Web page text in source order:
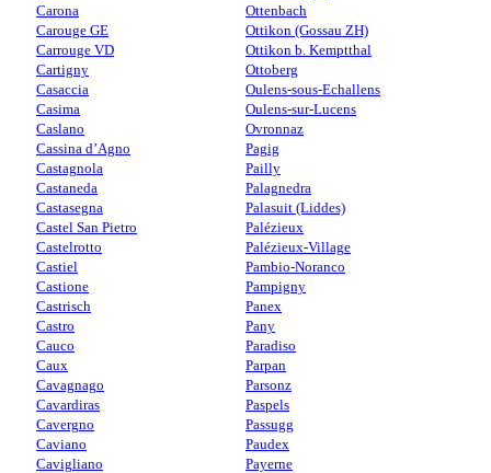
Carona
Carouge GE
Carrouge VD
Cartigny
Casaccia
Casima
Caslano
Cassina d’Agno
Castagnola
Castaneda
Castasegna
Castel San Pietro
Castelrotto
Castiel
Castione
Castrisch
Castro
Cauco
Caux
Cavagnago
Cavardiras
Cavergno
Caviano
Cavigliano
Ottenbach
Ottikon (Gossau ZH)
Ottikon b. Kemptthal
Ottoberg
Oulens-sous-Echallens
Oulens-sur-Lucens
Ovronnaz
Pagig
Pailly
Palagnedra
Palasuit (Liddes)
Palézieux
Palézieux-Village
Pambio-Noranco
Pampigny
Panex
Pany
Paradiso
Parpan
Parsonz
Paspels
Passugg
Paudex
Payerne